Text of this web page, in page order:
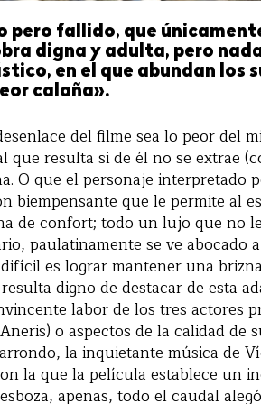
pero fallido, que
digna y adulta, pero
en el que abundan los
calaña».
del filme sea lo peor del
que resulta si de él no se extrae
O que el personaje interpretado
biempensante que le permite al
de confort; todo un lujo que no
paulatinamente se ve abocado
es lograr mantener una
digno de destacar de esta
labor de los tres actores
o aspectos de la calidad de
la inquietante música de
la que la película establece un
apenas, todo el caudal